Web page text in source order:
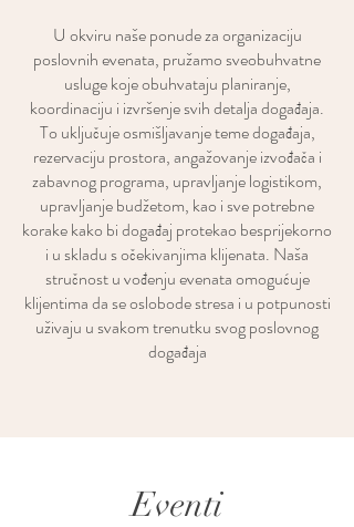
U okviru naše ponude za organizaciju
poslovnih evenata, pružamo sveobuhvatne
usluge koje obuhvataju planiranje,
koordinaciju i izvršenje svih detalja događaja.
To uključuje osmišljavanje teme događaja,
rezervaciju prostora, angažovanje izvođača i
zabavnog programa, upravljanje logistikom,
upravljanje budžetom, kao i sve potrebne
korake kako bi događaj protekao besprijekorno
i u skladu s očekivanjima klijenata. Naša
stručnost u vođenju evenata omogućuje
klijentima da se oslobode stresa i u potpunosti
uživaju u svakom trenutku svog poslovnog
događaja
Eventi